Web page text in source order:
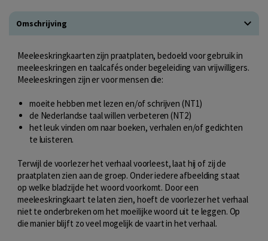
Omschrijving
Meeleeskringkaarten zijn praatplaten, bedoeld voor gebruik in
meeleeskringen en taalcafés onder begeleiding van vrijwilligers.
Meeleeskringen zijn er voor mensen die:
moeite hebben met lezen en/of schrijven (NT1)
de Nederlandse taal willen verbeteren (NT2)
het leuk vinden om naar boeken, verhalen en/of gedichten
te luisteren.
Terwijl de voorlezer het verhaal voorleest, laat hij of zij de
praatplaten zien aan de groep. Onder iedere afbeelding staat
op welke bladzijde het woord voorkomt. Door een
meeleeskringkaart te laten zien, hoeft de voorlezer het verhaal
niet te onderbreken om het moeilijke woord uit te leggen. Op
die manier blijft zo veel mogelijk de vaart in het verhaal.